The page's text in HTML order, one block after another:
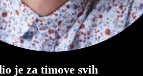
je za timove svih